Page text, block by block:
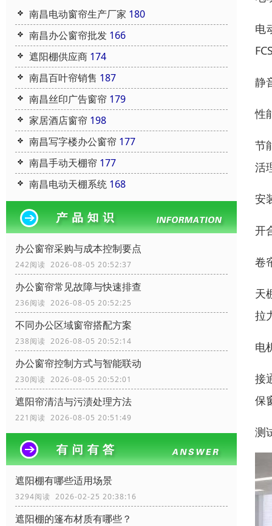
南昌电动窗帘生产厂家 180
南昌办公窗帘批发 166
遮阳棚供应商 174
南昌百叶帘销售 187
南昌丝印广告窗帘 179
家居酒店窗帘 198
南昌写字楼办公窗帘 177
南昌手动天棚帘 177
南昌电动天棚系统 168
办公窗帘采购与成本控制要点
242阅读 2026-08-05 20:52:37
办公窗帘常见故障与快速排查
236阅读 2026-08-05 20:52:25
不同办公区域窗帘搭配方案
238阅读 2026-08-05 20:52:14
办公窗帘控制方式与智能联动
230阅读 2026-08-05 20:52:01
遮阳帘清洁与污渍处理方法
221阅读 2026-08-05 20:51:49
遮阳棚有哪些适用场景
3294阅读 2026-02-25 20:38:16
遮阳棚的篷布材质有哪些？
电
静
性
节
活
安
开
卷
天
拉
电
接
保
测